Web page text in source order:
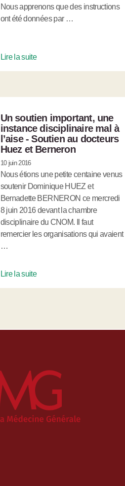
Nous apprenons que des instructions
ont été données par …
Lire la suite
Un soutien important, une
instance disciplinaire mal à
l’aise - Soutien au docteurs
Huez et Berneron
10 juin 2016
Nous étions une petite centaine venus
soutenir Dominique HUEZ et
Bernadette BERNERON ce mercredi
8 juin 2016 devant la chambre
disciplinaire du CNOM. Il faut
remercier les organisations qui avaient
…
Lire la suite